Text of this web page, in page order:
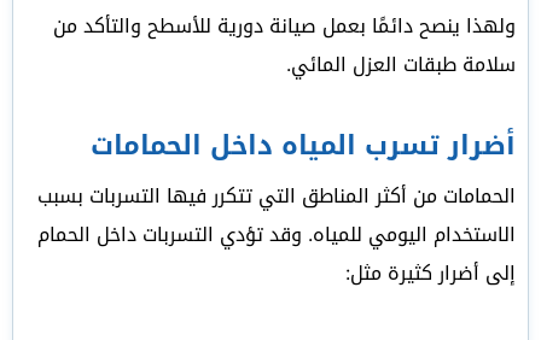
ولهذا ينصح دائمًا بعمل صيانة دورية للأسطح والتأكد من
سلامة طبقات العزل المائي.
أضرار تسرب المياه داخل الحمامات
الحمامات من أكثر المناطق التي تتكرر فيها التسربات بسبب
الاستخدام اليومي للمياه. وقد تؤدي التسربات داخل الحمام
إلى أضرار كثيرة مثل: